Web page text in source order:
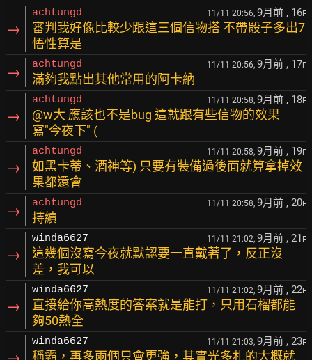
→
achtungd 11/11 20:56, 9月前 , 16F
審判我好像比較少跟這三個信物搭 不帶骰子多出7
悟性算是
→ achtungd 11/11 20:56, 9月前 , 17F
滿夠我點出其他常用的阿卡納
→
achtungd 11/11 20:58, 9月前 , 18F
@w大 應該也不是bug 這就跟有些信物的效果
寫"今夜下" (
→
achtungd 11/11 20:58, 9月前 , 19F
如黑卡蒂、酒神等) 只要有裝備過後面就算拿掉效
果都還會
→ achtungd 11/11 20:58, 9月前 , 20F
持續
→
winda6627 11/11 21:02, 9月前 , 21 F
這幾個沒寫今夜就默認要一直戴著了，反正沒
差，我可以
→
winda6627 11/11 21:02, 9月前 , 22F
直接給你高熱度的答案就是能打，只用石榴都能
夠50熱全
winda6627 11/11 21:03, 9月前 , 23F
稱霸，再多兩個只會更強，其實光多札的大概就